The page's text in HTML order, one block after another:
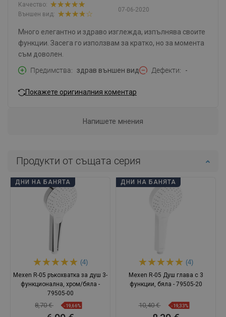
07-06-2020
Качество:
Външен вид:
Много елегантно и здраво изглежда, изпълнява своите
функции. Засега го използвам за кратко, но за момента
съм доволен.
Предимства
здрав външен вид Дефекти -
Покажете оригиналния коментар
Напишете мнения
Продукти от същата серия
ДНИ НА БАНЯТА
(4)
Mexen R-05 ръкохватка за душ 3-
функционална, хром/бяла -
79505-00
8,70 € -19,66%
ДНИ НА БАНЯТА
(4)
Mexen R-05 Душ глава с 3
функции, бяла - 79505-20
10,40 € -19,33%